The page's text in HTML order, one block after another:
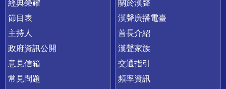
快速連結
經典榮耀
節目表
主持人
政府資訊公開
意見信箱
常見問題
關於漢聲
漢聲廣播電臺
首長介紹
漢聲家族
交通指引
頻率資訊